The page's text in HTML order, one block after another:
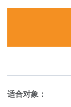
适合对象：